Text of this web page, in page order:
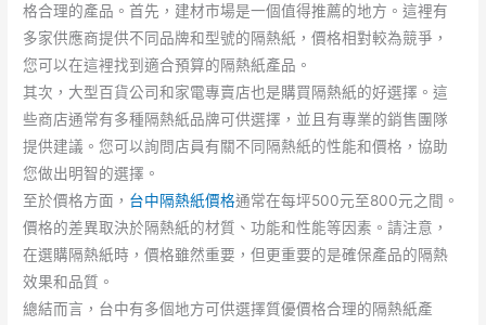
格合理的產品。首先，建材市場是一個值得推薦的地方。這裡有
多家供應商提供不同品牌和型號的隔熱紙，價格相對較為競爭，
您可以在這裡找到適合預算的隔熱紙產品。
其次，大型百貨公司和家電專賣店也是購買隔熱紙的好選擇。這
些商店通常有多種隔熱紙品牌可供選擇，並且有專業的銷售團隊
提供建議。您可以詢問店員有關不同隔熱紙的性能和價格，協助
您做出明智的選擇。
至於價格方面， 台中隔熱紙價格通常在每坪500元至800元之間。
價格的差異取決於隔熱紙的材質、功能和性能等因素。請注意，
在選購隔熱紙時，價格雖然重要，但更重要的是確保產品的隔熱
效果和品質。
總結而言，台中有多個地方可供選擇質優價格合理的隔熱紙產